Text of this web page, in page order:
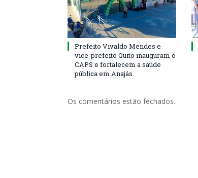
Prefeito Vivaldo Mendes e
vice-prefeito Quito inauguram o
CAPS e fortalecem a saúde
pública em Anajás.
Os comentários estão fechados.